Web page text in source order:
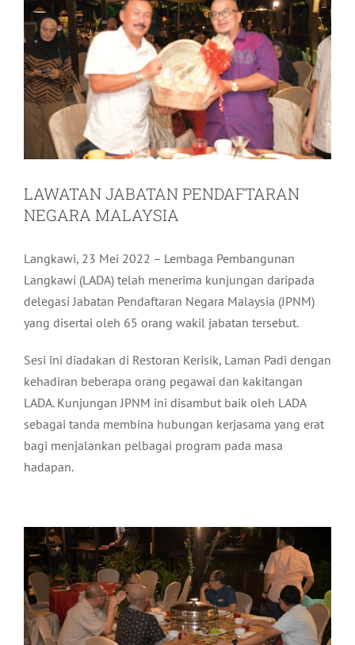
LAWATAN JABATAN PENDAFTARAN
NEGARA MALAYSIA
Langkawi, 23 Mei 2022 – Lembaga Pembangunan
Langkawi (LADA) telah menerima kunjungan daripada
delegasi Jabatan Pendaftaran Negara Malaysia (JPNM)
yang disertai oleh 65 orang wakil jabatan tersebut.
Sesi ini diadakan di Restoran Kerisik, Laman Padi dengan
kehadiran beberapa orang pegawai dan kakitangan
LADA. Kunjungan JPNM ini disambut baik oleh LADA
sebagai tanda membina hubungan kerjasama yang erat
bagi menjalankan pelbagai program pada masa
hadapan.